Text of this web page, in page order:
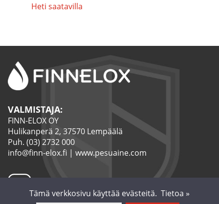
Heti saatavilla
VALMISTAJA:
FINN-ELOX OY
Hulikanperä 2, 37570 Lempäälä
Puh. (03) 2732 000
info@finn-elox.fi | www.pesuaine.com
Tämä verkkosivu käyttää evästeitä. Tietoa »